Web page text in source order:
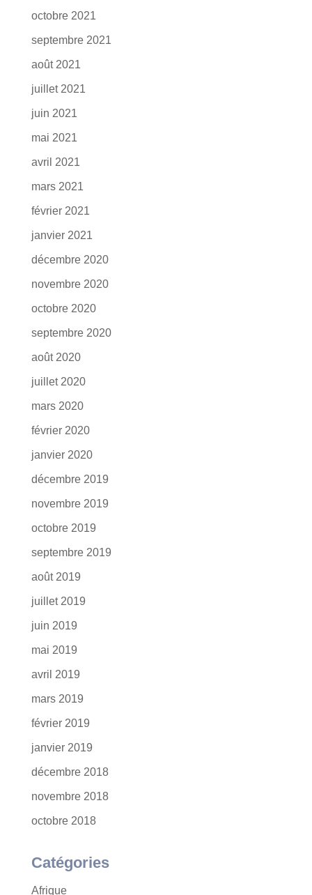
octobre 2021
septembre 2021
août 2021
juillet 2021
juin 2021
mai 2021
avril 2021
mars 2021
février 2021
janvier 2021
décembre 2020
novembre 2020
octobre 2020
septembre 2020
août 2020
juillet 2020
mars 2020
février 2020
janvier 2020
décembre 2019
novembre 2019
octobre 2019
septembre 2019
août 2019
juillet 2019
juin 2019
mai 2019
avril 2019
mars 2019
février 2019
janvier 2019
décembre 2018
novembre 2018
octobre 2018
Catégories
Afrique